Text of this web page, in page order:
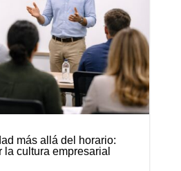
más allá del horario:
la cultura empresarial